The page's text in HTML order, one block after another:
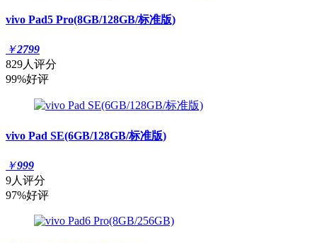
vivo Pad5 Pro(8GB/128GB/标准版)
￥2799
829人评分
99%好评
vivo Pad SE(6GB/128GB/标准版)
￥999
9人评分
97%好评